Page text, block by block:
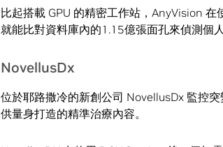
比起搭載 GPU 的精密工作站，AnyVision
就能比對資料庫內的1.15億張面孔來偵測個人
NovellusDx
位於耶路撒冷的新創公司 NovellusDx 監控
供量身打造的精準治療內容。